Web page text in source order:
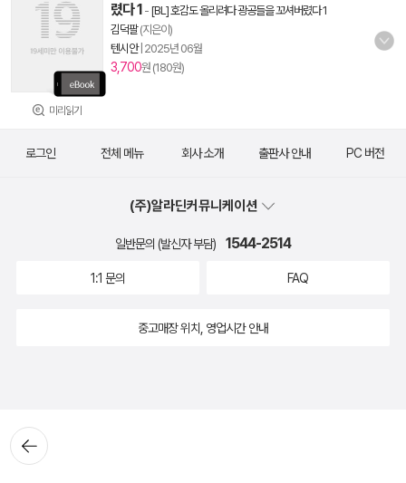
미리읽기
렸다 1 - [BL] 호감도 올리려다 광공들을 꼬셔버렸다 1
김덕팔(지은이)
텐시안| 2025년 06월
3,700원 (180원)
뒤로가
기
로그인 전체 메뉴 회사 소개 출판사 안내 PC 버전
(주)알라딘커뮤니케이션
일반문의 (발신자 부담) 1544-2514
1:1 문의 FAQ
중고매장 위치, 영업시간 안내